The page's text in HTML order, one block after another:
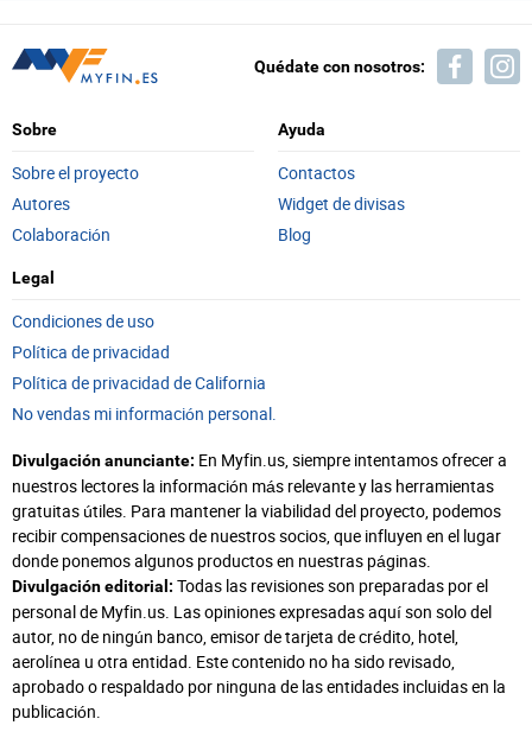
Quédate con nosotros:
Sobre
Sobre el proyecto
Autores
Colaboración
Ayuda
Contactos
Widget de divisas
Blog
Legal
Condiciones de uso
Política de privacidad
Política de privacidad de California
No vendas mi información personal.
Divulgación anunciante: En Myfin.us, siempre intentamos ofrecer a
nuestros lectores la información más relevante y las herramientas
gratuitas útiles. Para mantener la viabilidad del proyecto, podemos
recibir compensaciones de nuestros socios, que influyen en el lugar
donde ponemos algunos productos en nuestras páginas.
Divulgación editorial: Todas las revisiones son preparadas por el
personal de Myfin.us. Las opiniones expresadas aquí son solo del
autor, no de ningún banco, emisor de tarjeta de crédito, hotel,
aerolínea u otra entidad. Este contenido no ha sido revisado,
aprobado o respaldado por ninguna de las entidades incluidas en la
publicación.